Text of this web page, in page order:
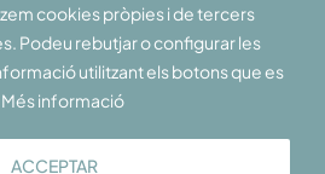
cookies pròpies i de tercers
Podeu rebutjar o configurar les
utilitzant els botons que es
informació
ACCEPTAR
dans les Pyrénées et les Terres de